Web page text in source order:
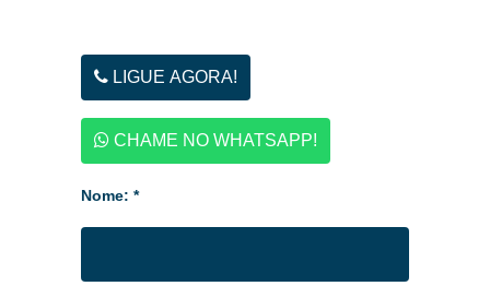
LIGUE AGORA!
CHAME NO WHATSAPP!
Nome: *